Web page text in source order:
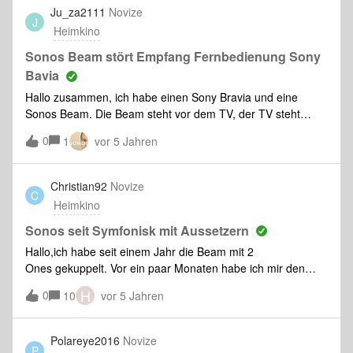
J
Ju_za2111 Novize
Heimkino
Sonos Beam stört Empfang Fernbedienung Sony
Bavia
Hallo zusammen, ich habe einen Sony Bravia und eine
Sonos Beam. Die Beam steht vor dem TV, der TV steht
dahinter, allerdings auf Füßen - heißt der Sensor des TV
liegt höher. Sobald die Beam an ist, was sie eigentlich immer
ist beim Tv schauen, reagiert die IR Fernbedienung des TV
nicht, bzw sehr schlecht und auch nur sehr sporadisch. Ich
bin mir nahezu sicher, dass die Beam den Empfang stört, da
ich nun auf dem Smartphone eine W-Lan Fernbedienung
nutze und diese tadellos funktioniert. Hat jemand eine Idee
wie ich das Problem umgehen kann? Gruß und Danke im
Voraus!
0 1 vor 5 Jahren
C
Christian92 Novize
Heimkino
Sonos seit Symfonisk mit Aussetzern
Hallo,ich habe seit einem Jahr die Beam mit 2
Ones gekuppelt. Vor ein paar Monaten habe ich mir den
Symfonisk geholt und habe seit dem Probleme mit Multi-
Room über AirPlay, aber auch einzelnt funktioniert der
Symfonisk nicht zuverlässig.Über Spotify einen Podcast nur
über Symfonisk zu hören führt z.T. zu Aussetzern, laut
0 10 H vor 5 Jahren
Polareye2016 Novize